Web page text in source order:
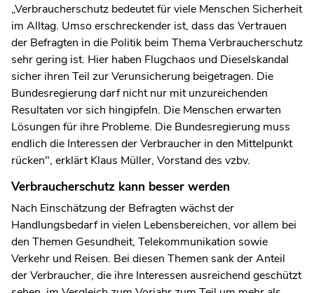
„Verbraucherschutz bedeutet für viele Menschen Sicherheit
im Alltag. Umso erschreckender ist, dass das Vertrauen
der Befragten in die Politik beim Thema Verbraucherschutz
sehr gering ist. Hier haben Flugchaos und Dieselskandal
sicher ihren Teil zur Verunsicherung beigetragen. Die
Bundesregierung darf nicht nur mit unzureichenden
Resultaten vor sich hingipfeln. Die Menschen erwarten
Lösungen für ihre Probleme. Die Bundesregierung muss
endlich die Interessen der Verbraucher in den Mittelpunkt
rücken", erklärt Klaus Müller, Vorstand des vzbv.
Verbraucherschutz kann besser werden
Nach Einschätzung der Befragten wächst der
Handlungsbedarf in vielen Lebensbereichen, vor allem bei
den Themen Gesundheit, Telekommunikation sowie
Verkehr und Reisen. Bei diesen Themen sank der Anteil
der Verbraucher, die ihre Inte­ressen ausreichend geschützt